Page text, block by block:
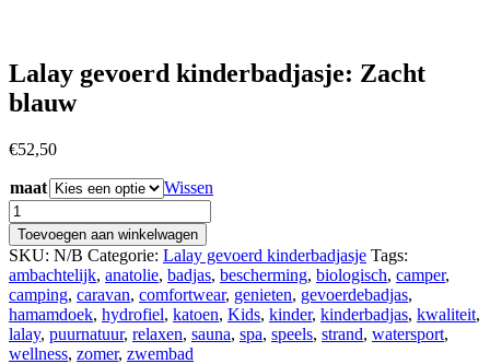
Lalay gevoerd kinderbadjasje: Zacht
blauw
€52,50
maat
Wissen
Lalay
gevoerd
kinderbadjasje:
Zacht
blauw
aantal
Toevoegen aan winkelwagen
SKU: N/B Categorie: Lalay gevoerd kinderbadjasje Tags:
ambachtelijk, anatolie, badjas, bescherming, biologisch, camper,
camping, caravan, comfortwear, genieten, gevoerdebadjas,
hamamdoek, hydrofiel, katoen, Kids, kinder, kinderbadjas, kwaliteit,
lalay, puurnatuur, relaxen, sauna, spa, speels, strand, watersport,
wellness, zomer, zwembad